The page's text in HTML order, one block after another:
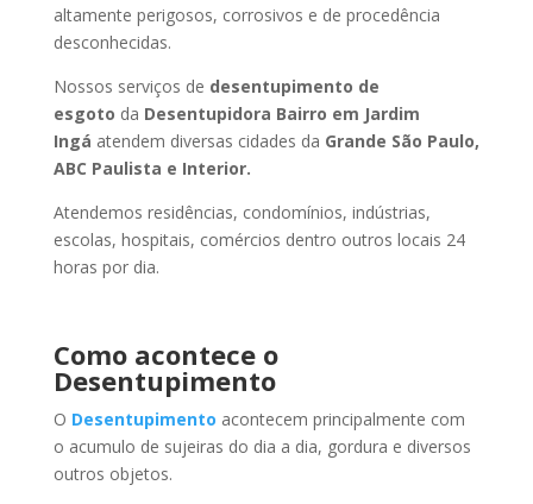
altamente perigosos, corrosivos e de procedência
desconhecidas.
Nossos serviços de desentupimento de
esgoto da Desentupidora Bairro em Jardim
Ingá atendem diversas cidades da Grande São Paulo,
ABC Paulista e Interior.
Atendemos residências, condomínios, indústrias,
escolas, hospitais, comércios dentro outros locais 24
horas por dia.
Como acontece o
Desentupimento
O Desentupimento acontecem principalmente com
o acumulo de sujeiras do dia a dia, gordura e diversos
outros objetos.